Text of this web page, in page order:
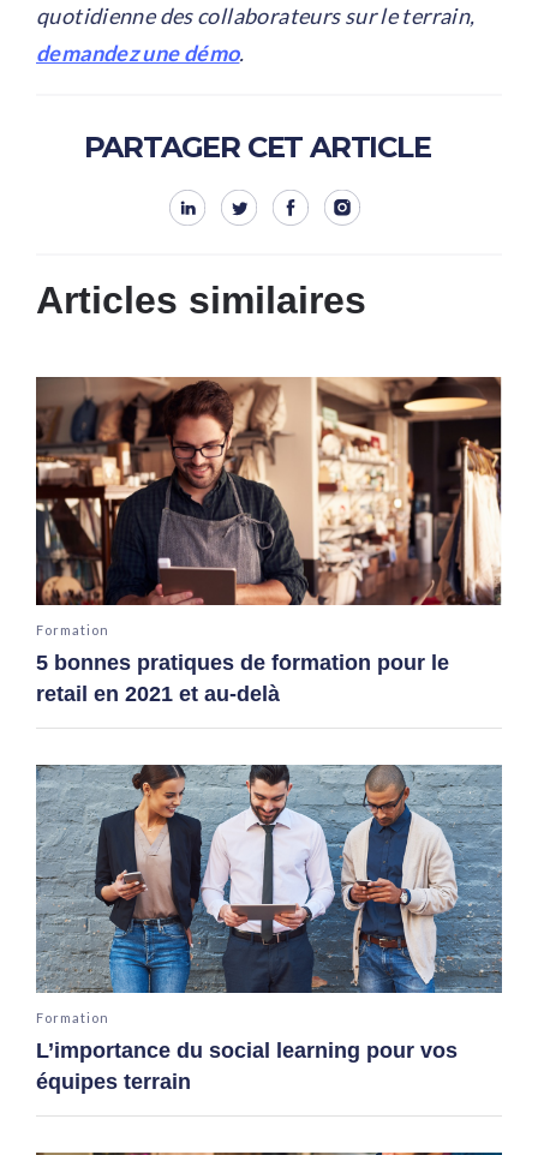
quotidienne des collaborateurs sur le terrain,
demandez une démo.
PARTAGER CET ARTICLE
Articles similaires
Formation
5 bonnes pratiques de formation pour le
retail en 2021 et au-delà
Formation
L’importance du social learning pour vos
équipes terrain